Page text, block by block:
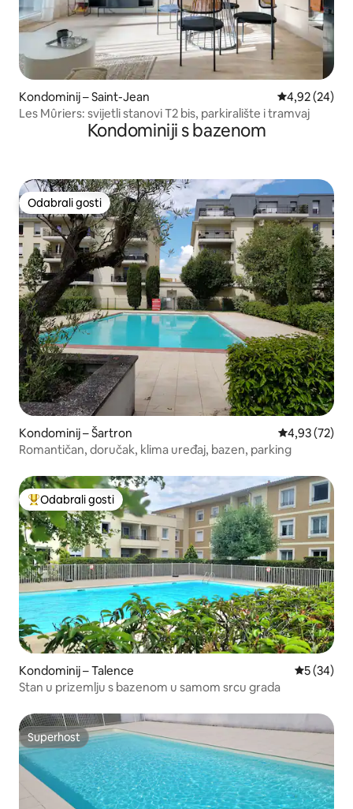
Kondominij – Saint-Jean Prosječna
4,92 (24)
Les Mûriers: svijetli stanovi T2 bis, parkiralište i tramvaj
Kondominiji s bazenom
Odabrali gosti
Odabrali gosti
Kondominij – Šartron Prosječna
4,93 (72)
Romantičan, doručak, klima uređaj, bazen, parking
Među najviše rangiranima s oznakom „Odabrali gosti”
Odabrali gosti
Kondominij – Talence Prosječna
5 (34)
Stan u prizemlju s bazenom u samom srcu grada
Superhost
Superhost